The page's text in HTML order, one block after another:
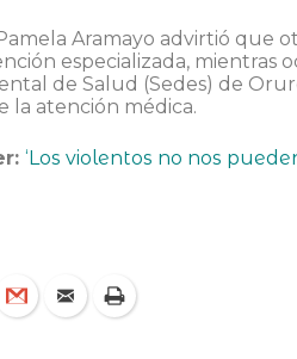
Aramayo advirtió que
especializada, mientras
de Salud (Sedes) de
la atención médica.
‘Los violentos no nos